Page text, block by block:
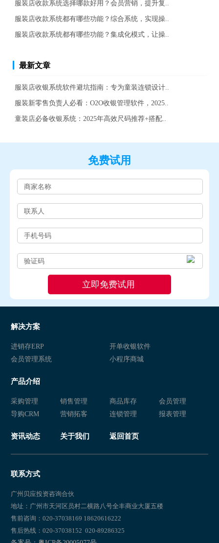
服装店收款系统选择哪款好用？会员营销，提升复..
服装店收款系统都有哪些功能？综合系统，实现操..
服装店收款系统都有哪些功能？集成化模式，让操..
最新文章
服装店收银系统软件避坑指南：专为童装连锁设计..
服装新零售负责人必看：O2O收银管理软件，2025..
童装店必备收银系统：2025年高效尺码推荐+搭配..
免费试用
解决方案
进销存ERP
开单收银软件
会员管理系统
小程序商城
产品介绍
采购管理 销售管理 商品库存
会员管理
导购CRM
营销拓客 连锁管理 报表管理
资讯动态 关于我们 返回首页
联系方式
广州贝应投资咨询合伙
地址：广州市天河区员村二横路八号全丰商业大厦五楼
售前咨询：020-37038169 18620616222
售后热线：020-37038152 020-89286325